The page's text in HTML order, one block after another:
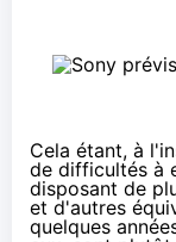
Cela étant, à
de difficultés à
disposant de
et d'autres
quelques